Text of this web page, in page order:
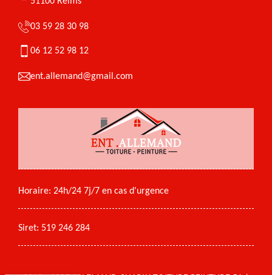
03 59 28 30 98
06 12 52 98 12
ent.allemand@gmail.com
Horaire: 24h/24 7j/7 en cas d'urgence
Siret: 519 246 284